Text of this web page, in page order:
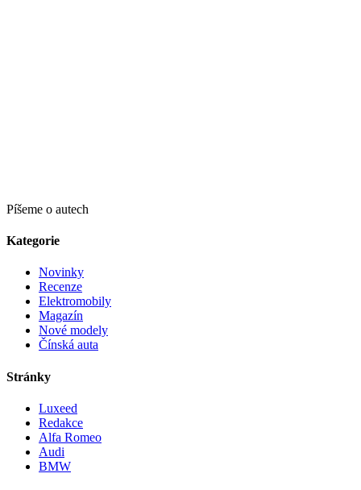
Píšeme o autech
Kategorie
Novinky
Recenze
Elektromobily
Magazín
Nové modely
Čínská auta
Stránky
Luxeed
Redakce
Alfa Romeo
Audi
BMW